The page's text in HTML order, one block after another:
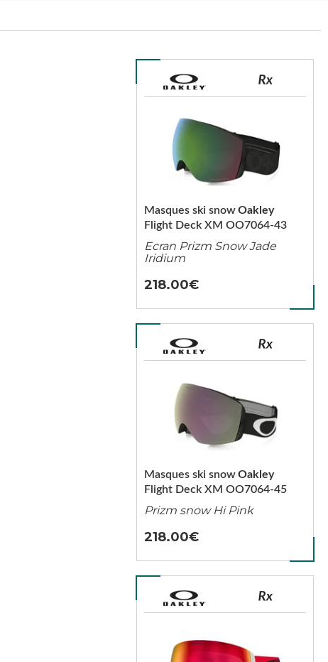
Flight Deck XM OO7064-43
Masques ski snowOakley
Ecran Prizm Snow Jade
Iridium
218.00
Flight Deck XM OO7064-45
Masques ski snowOakley
Prizm snow Hi Pink
218.00